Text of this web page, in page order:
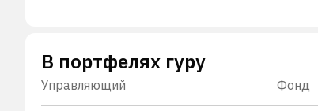
В портфелях гуру
Управляющий Фонд